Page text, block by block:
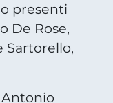
presenti
De Rose,
Sartorello,